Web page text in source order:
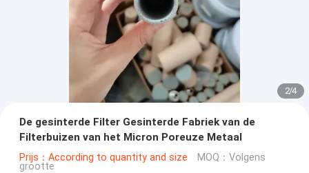
2/4
De gesinterde Filter Gesinterde Fabriek van de
Filterbuizen van het Micron Poreuze Metaal
Prijs：According to quantity and size MOQ：Volgens
grootte